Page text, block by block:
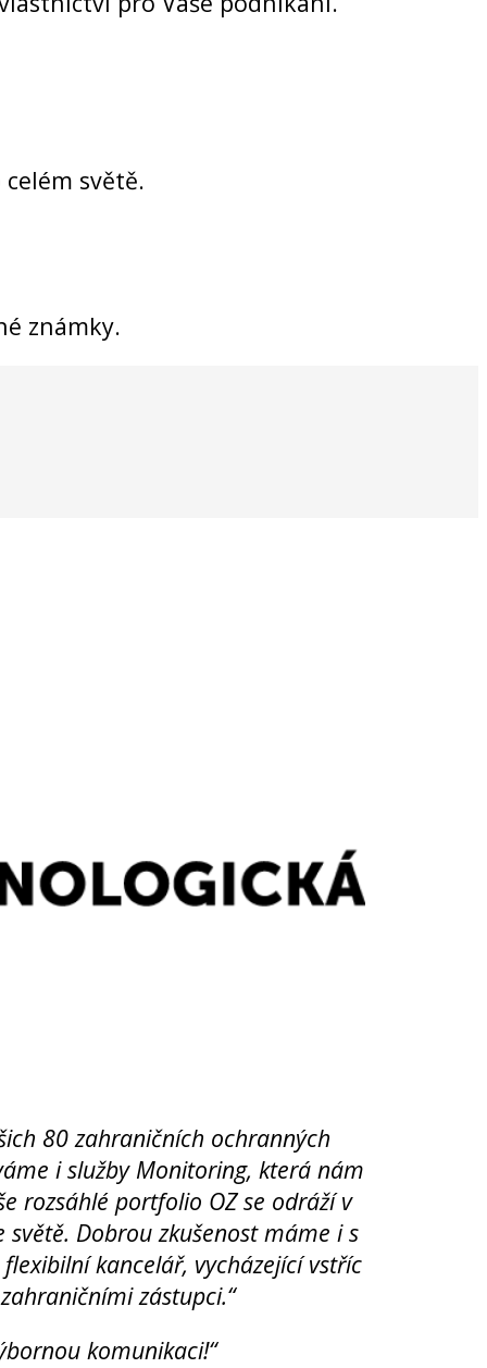
světě.
známky.
80 zahraničních ochranných
i služby Monitoring, která nám
rozsáhlé portfolio OZ se odráží v
Dobrou zkušenost máme i s
kancelář, vycházející vstříc
zástupci.“
komunikaci!“